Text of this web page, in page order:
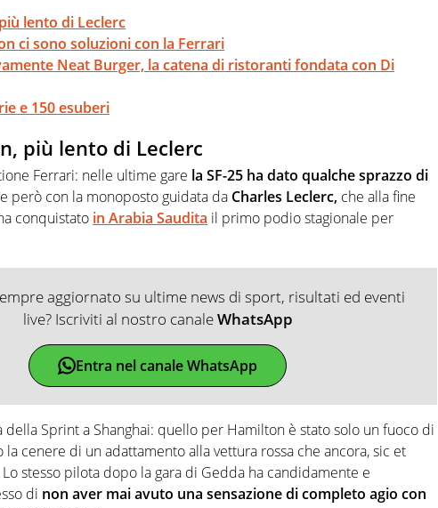
lento di Leclerc
ci sono soluzioni con la Ferrari
Neat Burger, la catena di ristoranti fondata con Di
e 150 esuberi
più lento di Leclerc
Ferrari: nelle ultime gare la SF-25 ha dato qualche sprazzo di
però con la monoposto guidata da Charles Leclerc, che alla fine
conquistato in Arabia Saudita il primo podio stagionale per
aggiornato su ultime news di sport, risultati ed eventi
live? Iscriviti al nostro canaleWhatsApp
Entra nel canale WhatsApp
della Sprint a Shanghai: quello per Hamilton è stato solo un fuoco di
la cenere di un adattamento alla vettura rossa che ancora, sic et
stesso pilota dopo la gara di Gedda ha candidamente e
di non aver mai avuto una sensazione di completo agio con